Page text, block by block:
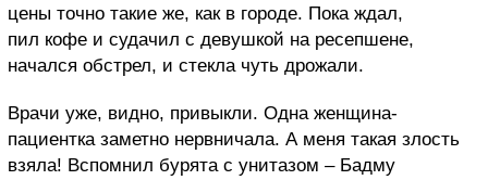
цены точно такие же, как в городе. Пока ждал,
пил кофе и судачил с девушкой на ресепшене,
начался обстрел, и стекла чуть дрожали.
Врачи уже, видно, привыкли. Одна женщина-
пациентка заметно нервничала. А меня такая злость
взяла! Вспомнил бурята с унитазом – Бадму